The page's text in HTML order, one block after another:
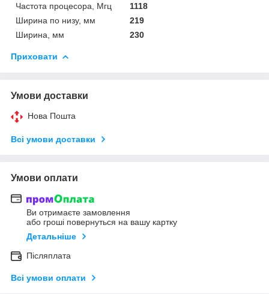
Частота процесора, Мгц
1118
Ширина по низу, мм
219
Ширина, мм
230
Приховати
Умови доставки
Нова Пошта
Всі умови доставки
Умови оплати
Ви отримаєте замовлення
або гроші повернуться на вашу картку
Детальніше
Післяплата
Всі умови оплати